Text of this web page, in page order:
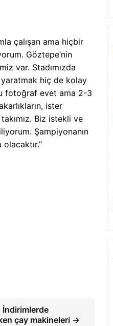
çalışan ama hiçbir
Göztepe’nin
var. Stadımızda
yaratmak hiç de kolay
fotoğraf evet ama 2-3
ister
Biz istekli ve
Şampiyonanın
İndirimlerde
çay makineleri →